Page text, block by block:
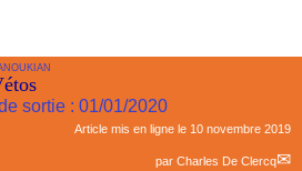
sortie : 01/01/2020
Article mis en ligne le 10 novembre 2019
par Charles De Clercq